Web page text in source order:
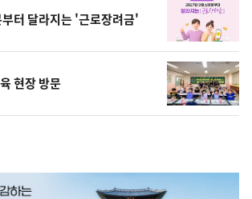
터 달라지는 '근로장려금'
현장 방문